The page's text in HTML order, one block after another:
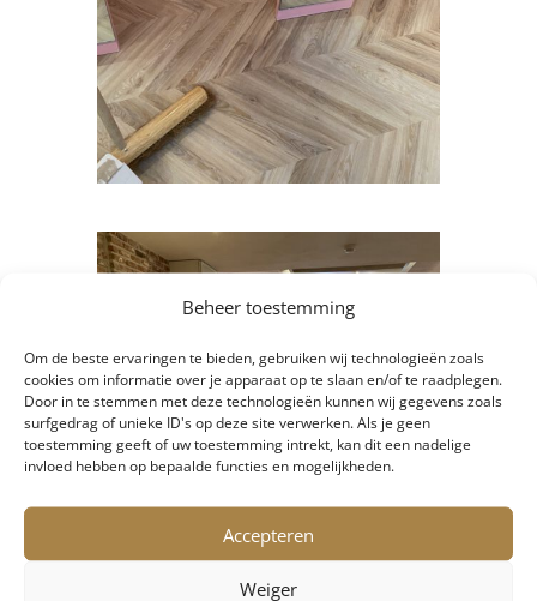
Beheer toestemming
Om de beste ervaringen te bieden, gebruiken wij technologieën zoals
cookies om informatie over je apparaat op te slaan en/of te raadplegen.
Door in te stemmen met deze technologieën kunnen wij gegevens zoals
surfgedrag of unieke ID's op deze site verwerken. Als je geen
toestemming geeft of uw toestemming intrekt, kan dit een nadelige
invloed hebben op bepaalde functies en mogelijkheden.
Accepteren
Weiger